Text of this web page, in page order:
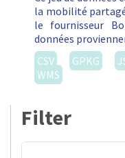
la mobilité
le fournisseur
données
CSV
GPKG
WMS
Filter